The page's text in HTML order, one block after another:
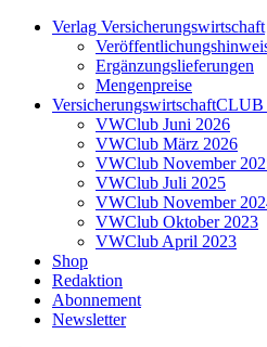
Verlag Versicherungswirtschaft
Ergänzungslieferungen
Mengenpreise
VWClub Juni 2026
VWClub März 2026
VWClub November
VWClub Juli 2025
VWClub November
VWClub Oktober 2023
VWClub April 2023
Shop
Redaktion
Abonnement
Newsletter